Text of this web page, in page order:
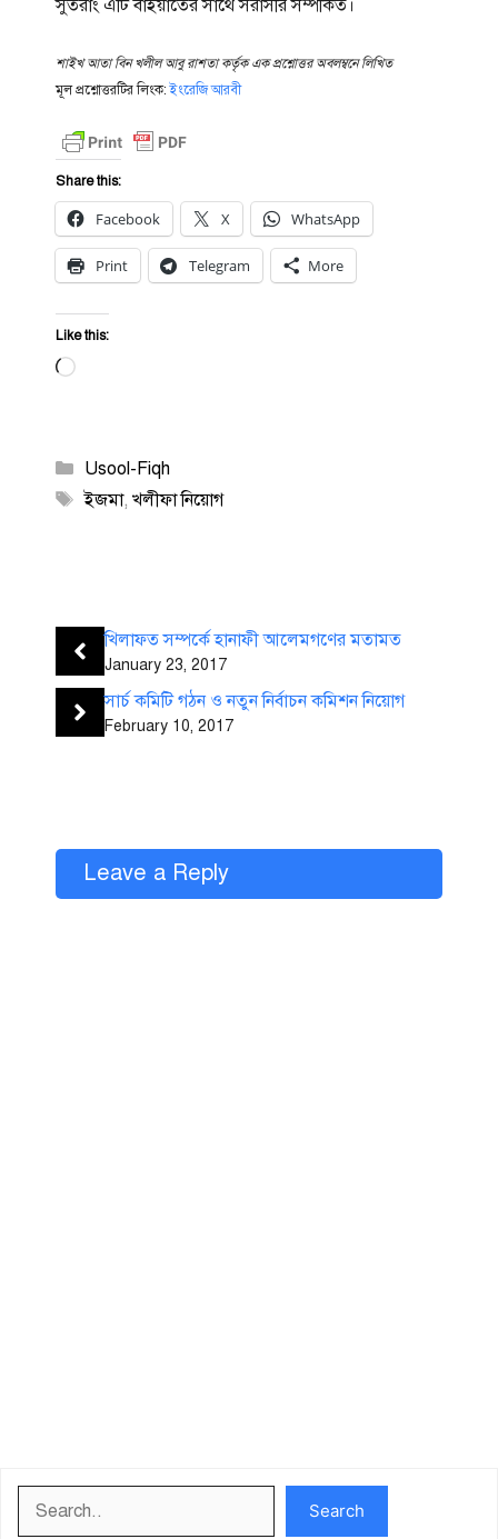
সুতরাং এটি বাইয়াতের সাথে সরাসরি সম্পর্কিত।
শাইখ আতা বিন খলীল আবু রাশতা কর্তৃক এক প্রশ্নোত্তর অবলম্বনে লিখিত
মূল প্রশ্নোত্তরটির লিংক:ইংরেজি আরবী
Share this:
Facebook X WhatsApp
Print Telegram More
Like this:
Loading…
Categories
Usool-Fiqh
Tags
ইজমা, খলীফা নিয়োগ
খিলাফত সম্পর্কে হানাফী আলেমগণের মতামত
January 23, 2017
সার্চ কমিটি গঠন ও নতুন নির্বাচন কমিশন নিয়োগ
February 10, 2017
Leave a Reply
Search